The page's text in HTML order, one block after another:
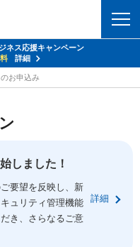
ネス応援キャンペーン
詳細
お申込み
しました！
要望を反映し、新
ュリティ管理機能
き、さらなるご意
詳細